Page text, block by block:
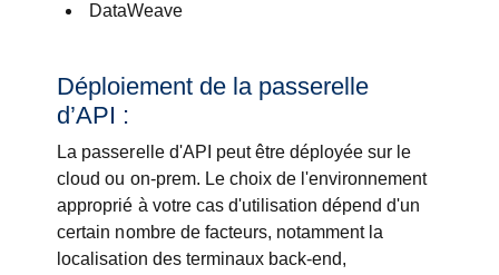
DataWeave
Déploiement de la passerelle
d’API :
La passerelle d'API peut être déployée sur le
cloud ou on-prem. Le choix de l'environnement
approprié à votre cas d'utilisation dépend d'un
certain nombre de facteurs, notamment la
localisation des terminaux back-end,